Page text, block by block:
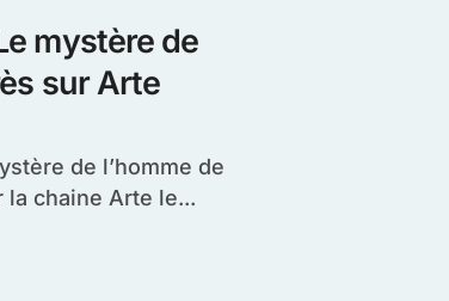
mystère de
sur Arte
chaine Arte le...